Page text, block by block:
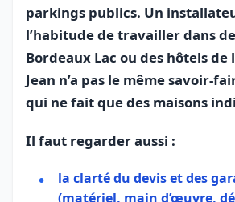
parkings publics. Un
l’habitude de travailler dans
Bordeaux Lac ou des hôtels de
Jean n’a pas le même savoir-
qui ne fait que des maisons
Il faut regarder aussi :
la clarté du devis et des
(matériel, main d’œuvre,